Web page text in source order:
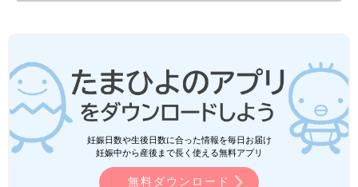
妊娠日数や生後日数に合った情報を毎日お届け
妊娠中から産後まで長く使える無料アプリ
無料ダウンロード